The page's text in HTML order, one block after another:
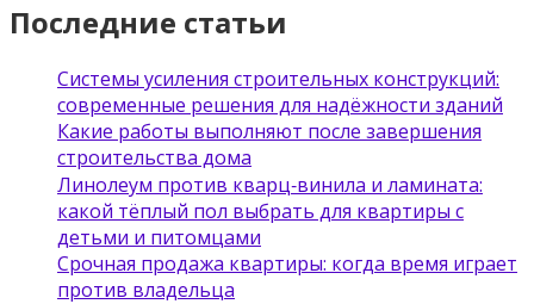
Последние статьи
Системы усиления строительных конструкций:
современные решения для надёжности зданий
Какие работы выполняют после завершения
строительства дома
Линолеум против кварц‑винила и ламината:
какой тёплый пол выбрать для квартиры с
детьми и питомцами
Срочная продажа квартиры: когда время играет
против владельца